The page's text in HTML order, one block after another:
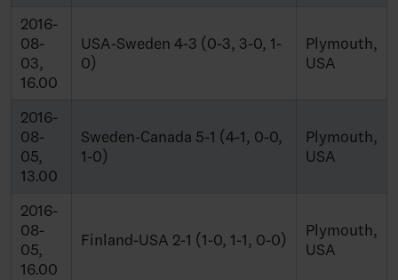
2016-
08-
03,
16.00
USA-Sweden 4-3 (0-3, 3-0, 1-
0)
Plymouth,
USA
2016-
08-
05,
13.00
Sweden-Canada 5-1 (4-1, 0-0,
1-0)
Plymouth,
USA
2016-
08-
05,
16.00
Finland-USA 2-1 (1-0, 1-1, 0-0)
Plymouth,
USA